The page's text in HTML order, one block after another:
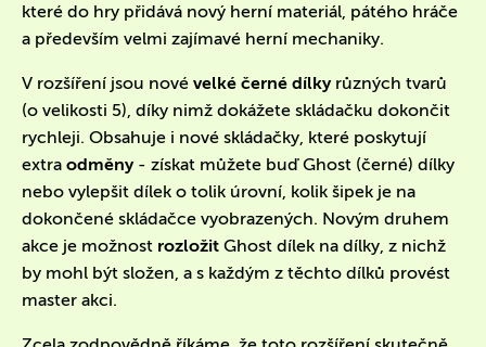
které do hry přidává nový herní materiál, pátého hráče
a především velmi zajímavé herní mechaniky.
V rozšíření jsou nové velké černé dílkyrůzných tvarů
(o velikosti 5), díky nimž dokážete skládačku dokončit
rychleji. Obsahuje i nové skládačky, které poskytují
extra odměny - získat můžete buď Ghost (černé) dílky
nebo vylepšit dílek o tolik úrovní, kolik šipek je na
dokončené skládačce vyobrazených. Novým druhem
akce je možnost rozložit Ghost dílek na dílky, z nichž
by mohl být složen, a s každým z těchto dílků provést
master akci.